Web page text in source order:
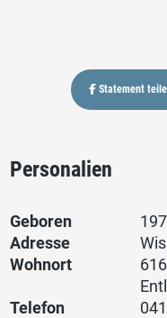
Statement
Personalien
Geboren
Adresse
Wohnort
Telefon